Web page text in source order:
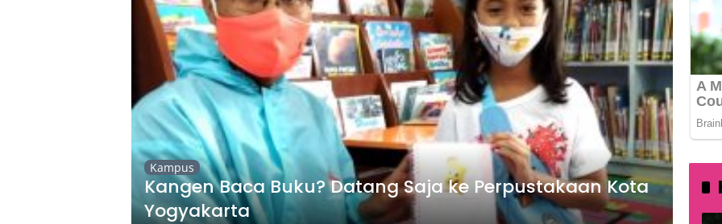
Kampus
Kangen Baca Buku? Datang Saja ke Perpustakaan Kota
Yogyakarta